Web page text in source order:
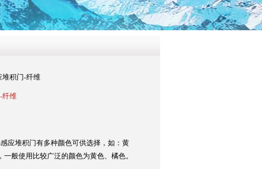
积门-纤维
纤维
应堆积门有多种颜色可供选择，如：黄
般使用比较广泛的颜色为黄色、橘色。